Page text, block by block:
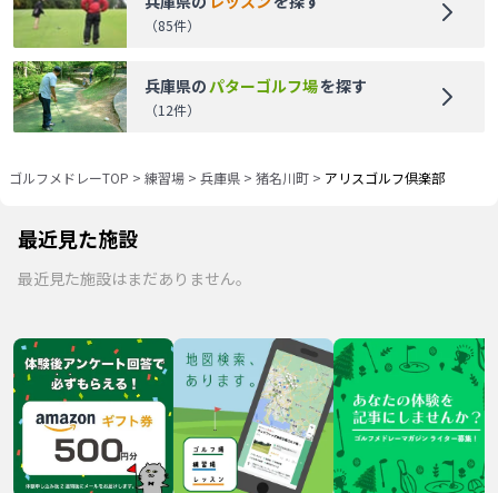
（85件）
兵庫県のパターゴルフ場を探す
（12件）
ゴルフメドレーTOP > 練習場 > 兵庫県 > 猪名川町 > アリスゴルフ倶楽部
最近見た施設
最近見た施設はまだありません。